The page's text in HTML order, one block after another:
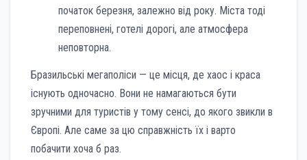
початок березня, залежно від року. Міста тоді
переповнені, готелі дорогі, але атмосфера
неповторна.
Бразильські мегаполіси — це місця, де хаос і краса
існують одночасно. Вони не намагаються бути
зручними для туристів у тому сенсі, до якого звикли в
Європі. Але саме за цю справжність їх і варто
побачити хоча б раз.